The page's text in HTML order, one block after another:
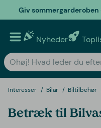
Giv
Nyheder
Interesser Bilar Biltilbehør
Betræk til